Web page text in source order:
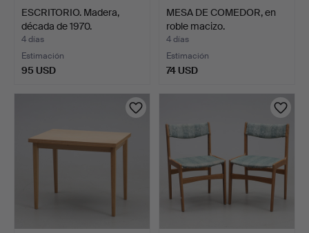
ESCRITORIO. Madera,
década de 1970.
4 días
Estimación
95 USD
MESA DE COMEDOR, en
roble macizo.
4 días
Estimación
74 USD